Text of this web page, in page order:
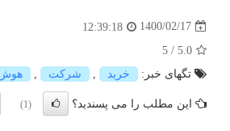
1400/02/17
12:39:18
5.0
/
5
تگهای خبر:
خرید , شركت ,
این مطلب را می پسندید؟ (1)